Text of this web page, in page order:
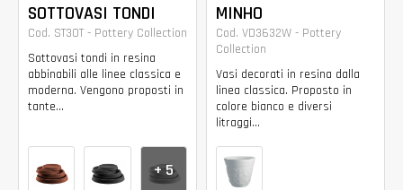
SOTTOVASI TONDI
Cod. ST30T - Pottery Collection
Sottovasi tondi in resina
abbinabili alle linee classica e
moderna. Vengono proposti in
tante...
+ 5
MINHO
Cod. VD3632W - Pottery
Collection
Vasi decorati in resina dalla
linea classica. Proposto in
colore bianco e diversi
litraggi...